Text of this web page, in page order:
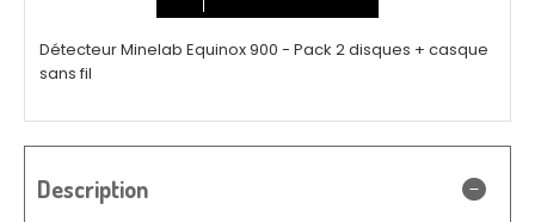
Détecteur Minelab Equinox 900 - Pack 2 disques + casque
sans fil
Description